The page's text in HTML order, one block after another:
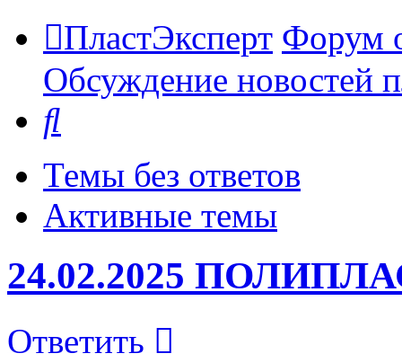
ПластЭксперт Форум
Обсуждение новостей
Темы без ответов
Активные темы
24.02.2025
Ответить